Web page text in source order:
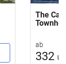
The
ab
332